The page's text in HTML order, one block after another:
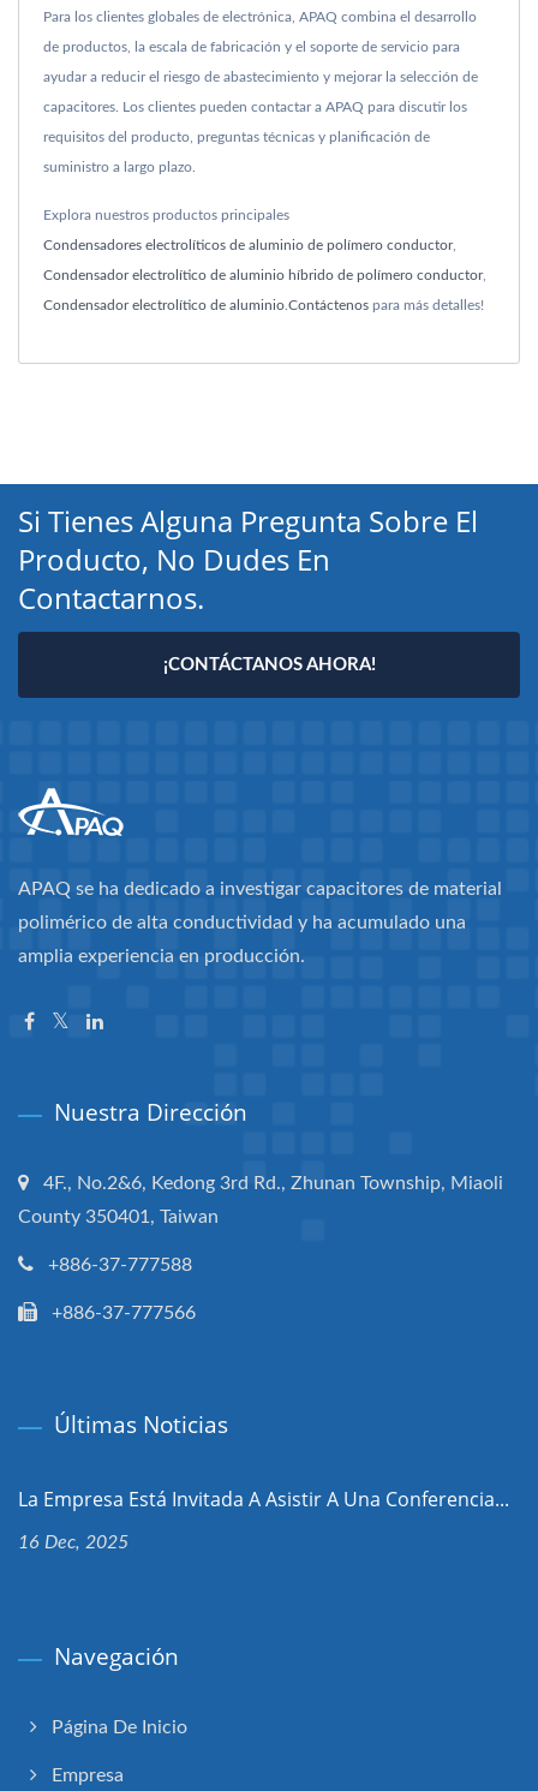
Para los clientes globales de electrónica, APAQ combina el desarrollo
de productos, la escala de fabricación y el soporte de servicio para
ayudar a reducir el riesgo de abastecimiento y mejorar la selección de
capacitores. Los clientes pueden contactar a APAQ para discutir los
requisitos del producto, preguntas técnicas y planificación de
suministro a largo plazo.
Explora nuestros productos principales
Condensadores electrolíticos de aluminio de polímero conductor,
Condensador electrolítico de aluminio híbrido de polímero conductor,
Condensador electrolítico de aluminio Contáctenos para más detalles!
Si Tienes Alguna Pregunta Sobre El
Producto, No Dudes En
Contactarnos.
¡CONTÁCTANOS AHORA!
APAQ se ha dedicado a investigar capacitores de material
polimérico de alta conductividad y ha acumulado una
amplia experiencia en producción.
Nuestra Dirección
4F., No.2&6, Kedong 3rd Rd., Zhunan Township, Miaoli
County 350401, Taiwan
+886-37-777588
+886-37-777566
Últimas Noticias
La Empresa Está Invitada A Asistir A Una Conferencia...
16 Dec, 2025
Navegación
Página De Inicio
Empresa